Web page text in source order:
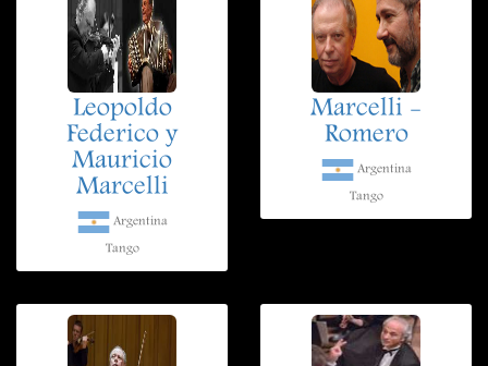
Leopoldo
Federico y
Mauricio
Marcelli
Argentina
Tango
Marcelli -
Romero
Argentina
Tango